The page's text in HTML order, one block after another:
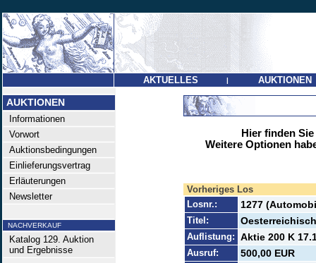
AKTUELLES | AUKTIONEN
AUKTIONEN
Informationen
Vorwort
Auktionsbedingungen
Einlieferungsvertrag
Erläuterungen
Newsletter
NACHVERKAUF
Katalog 129. Auktion
und Ergebnisse
Hier finden
Weitere Optionen
Vorheriges Los
Losnr.:
1277
Titel:
Auflistung: Aktie 200 K
Ausruf: 500,00 EUR